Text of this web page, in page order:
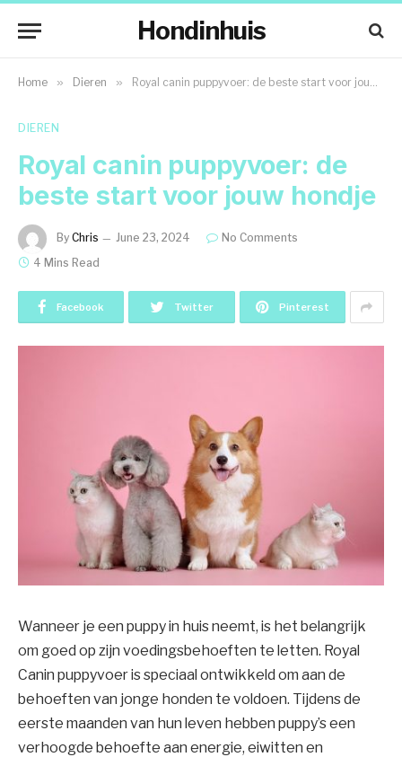
Hondinhuis
Home » Dieren » Royal canin puppyvoer: de beste start voor jouw hondje
DIEREN
Royal canin puppyvoer: de
beste start voor jouw hondje
By Chris June 23, 2024
No Comments
4 Mins Read
Facebook Twitter Pinterest
Wanneer je een puppy in huis neemt, is het belangrijk
om goed op zijn voedingsbehoeften te letten. Royal
Canin puppyvoer is speciaal ontwikkeld om aan de
behoeften van jonge honden te voldoen. Tijdens de
eerste maanden van hun leven hebben puppy’s een
verhoogde behoefte aan energie, eiwitten en